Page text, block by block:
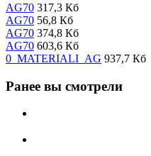
AG70 317,3 Кб
AG70 56,8 Кб
AG70 374,8 Кб
AG70 603,6 Кб
0_MATERIALI_AG 937,7 Кб
Ранее вы смотрели